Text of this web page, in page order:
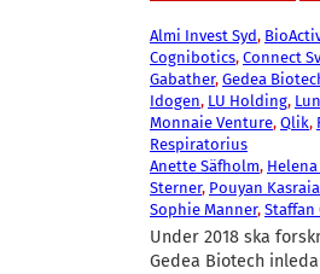
Almi Invest Syd,
Cognibotics, Connect
Gabather, Gedea
Idogen, LU Holding,
Monnaie Venture, Qlik,
Respiratorius
Anette Säfholm,
Sterner, Pouyan
Sophie Manner, Staffan
Under 2018 ska
Gedea Biotech